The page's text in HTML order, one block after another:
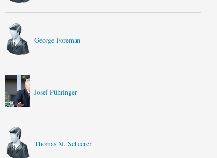
George Foreman
Josef Pühringer
Thomas M. Scheerer